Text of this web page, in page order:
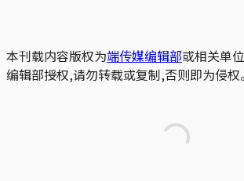
本刊载内容版权为端传媒编辑部或相关单
编辑部授权,请勿转载或复制,否则即为侵权。